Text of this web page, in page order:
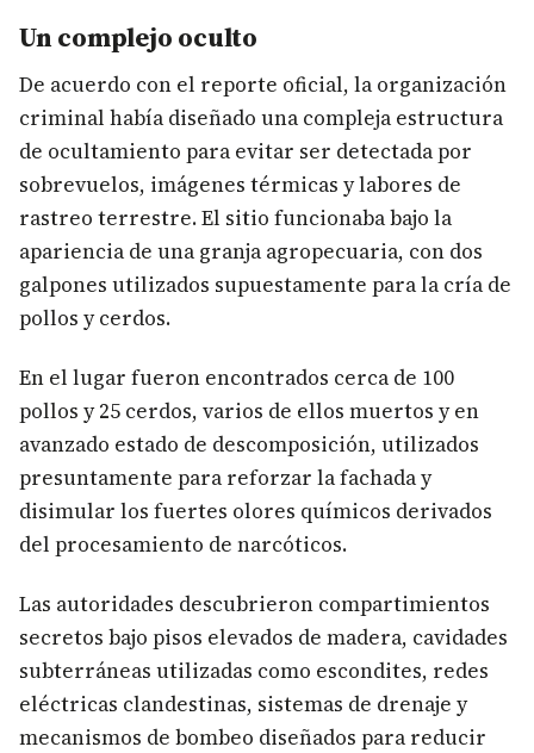
Un complejo oculto
De acuerdo con el reporte oficial, la organización
criminal había diseñado una compleja estructura
de ocultamiento para evitar ser detectada por
sobrevuelos, imágenes térmicas y labores de
rastreo terrestre. El sitio funcionaba bajo la
apariencia de una granja agropecuaria, con dos
galpones utilizados supuestamente para la cría de
pollos y cerdos.
En el lugar fueron encontrados cerca de 100
pollos y 25 cerdos, varios de ellos muertos y en
avanzado estado de descomposición, utilizados
presuntamente para reforzar la fachada y
disimular los fuertes olores químicos derivados
del procesamiento de narcóticos.
Las autoridades descubrieron compartimientos
secretos bajo pisos elevados de madera, cavidades
subterráneas utilizadas como escondites, redes
eléctricas clandestinas, sistemas de drenaje y
mecanismos de bombeo diseñados para reducir